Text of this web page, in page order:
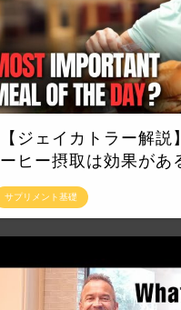
サプリメント基礎
【ジェイカトラー解説
ーヒー摂取は効果があ